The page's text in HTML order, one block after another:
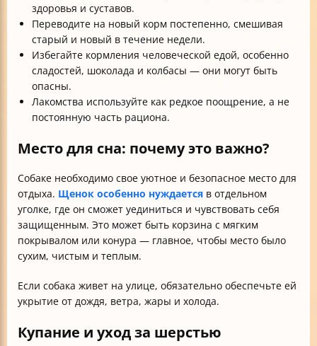
здоровья и суставов.
Переводите на новый корм постепенно, смешивая
старый и новый в течение недели.
Избегайте кормления человеческой едой, особенно
сладостей, шоколада и колбасы — они могут быть
опасны.
Лакомства используйте как редкое поощрение, а не
постоянную часть рациона.
Место для сна: почему это важно?
Собаке необходимо свое уютное и безопасное место для
отдыха. Щенок особенно нуждается в отдельном
уголке, где он сможет уединиться и чувствовать себя
защищенным. Это может быть корзина с мягким
покрывалом или конура — главное, чтобы место было
сухим, чистым и теплым.
Если собака живет на улице, обязательно обеспечьте ей
укрытие от дождя, ветра, жары и холода.
Купание и уход за шерстью